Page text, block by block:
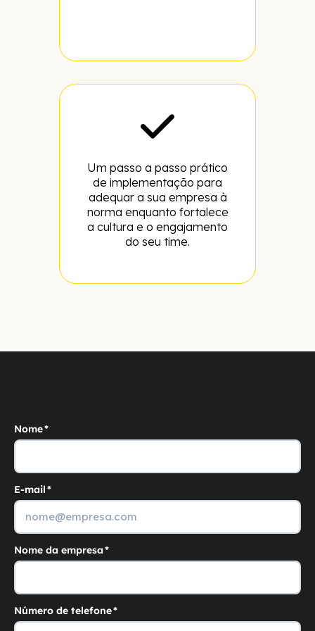
Um passo a passo prático
de implementação para
adequar a sua empresa à
norma enquanto fortalece
a cultura e o engajamento
do seu time.
Nome*
E-mail*
Nome da empresa*
Número de telefone*